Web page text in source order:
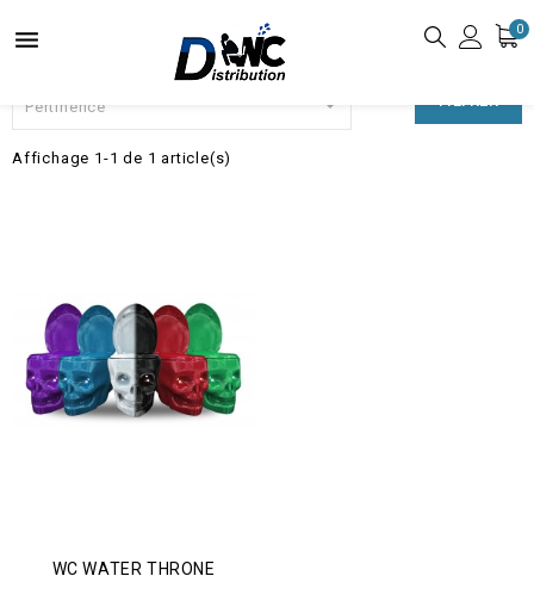
 0
Pertinence  FILTRER
Affichage 1-1 de 1 article(s)
WC WATER THRONE